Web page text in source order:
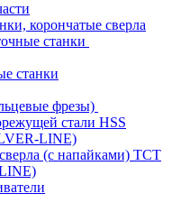
корончатые сверла
станки
станки
фрезы)
стали HSS
LINE)
(с напайками) ТСТ